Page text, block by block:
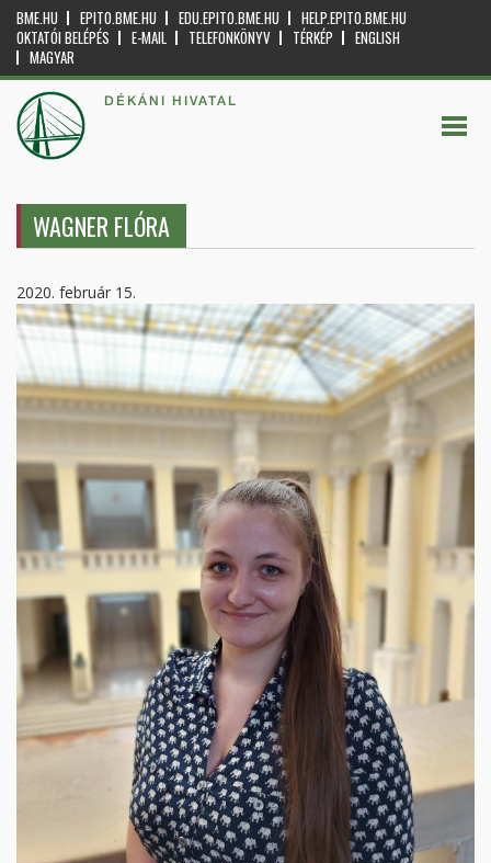
BME.HU EPITO.BME.HU EDU.EPITO.BME.HU
HELP.EPITO.BME.HU
OKTATÓI BELÉPÉS
E-MAIL TELEFONKÖNYV TÉRKÉP
ENGLISH
MAGYAR
DÉKÁNI HIVATAL
WAGNER FLÓRA
2020. február 15.